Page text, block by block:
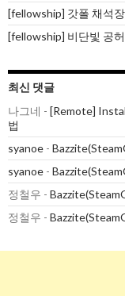
[fellowship] 갓폴 채석
[fellowship] 비단빛 공
최신 댓글
나그네 - [Remote]
법
syanoe -
syanoe -
정철우 -
정철우 -